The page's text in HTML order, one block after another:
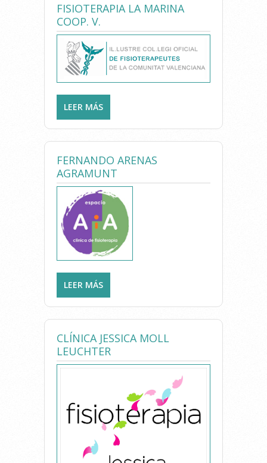
FISIOTERAPIA LA MARINA
COOP. V.
LEER MÁS
MARINA COOP. V.
FERNANDO ARENAS
AGRAMUNT
LEER MÁS
AGRAMUNT
CLÍNICA JESSICA MOLL
LEUCHTER